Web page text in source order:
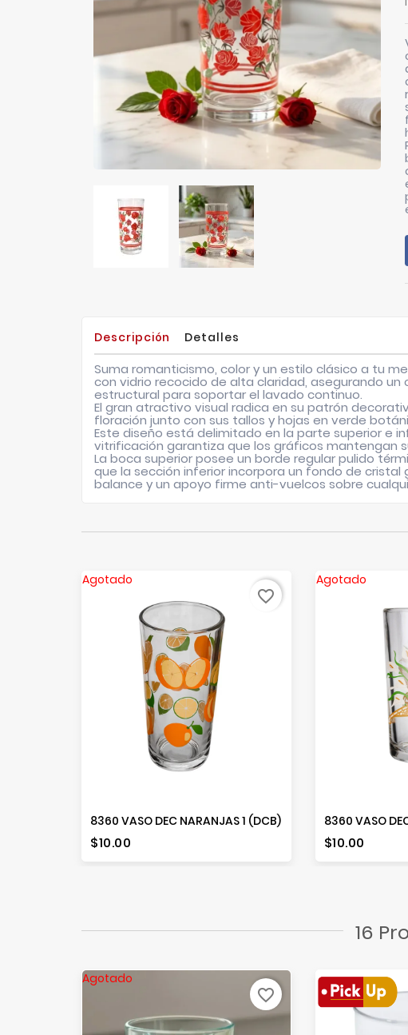
Descripción Detalles
Suma romanticismo, color y un estilo clásico a tu
con vidrio recocido de alta claridad, asegurando
estructural para soportar el lavado continuo.
El gran atractivo visual radica en su patrón
floración junto con sus tallos y hojas en verde
Este diseño está delimitado en la parte superior e
vitrificación garantiza que los gráficos mantengan
La boca superior posee un borde regular pulido
que la sección inferior incorpora un fondo de
balance y un apoyo firme anti-vuelcos sobre
Agotado
8360 VASO DEC NARANJAS 1 (DCB)
Precio
$10.00
favorite_border
Agotado
Precio
$10.00
16
Agotado
favorite_border